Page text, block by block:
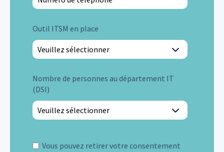
Outil ITSM en place
Nombre de personnes au département IT
(DSI)
Vous pouvez retirer votre consentement